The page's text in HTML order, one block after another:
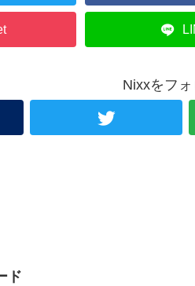
Nixxをフ
ド